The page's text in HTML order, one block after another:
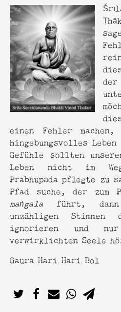
der
einen Fehler
hingebungsvolles
Gefühle sollten
Leben nicht im
Prabhupāda pflegte zu
Pfad suche, der zum
maṅgala führt,
unzähligen Stimmen
ignorieren und
verwirklichten Seele
Gaura Hari Hari Bol